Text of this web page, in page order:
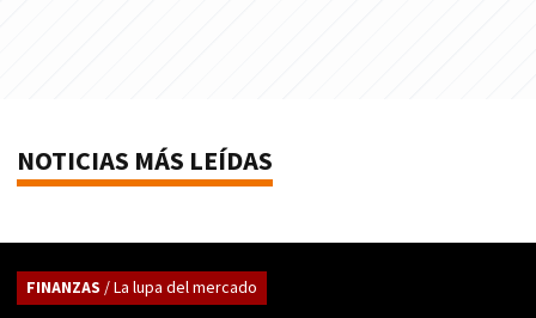
NOTICIAS MÁS LEÍDAS
FINANZAS / La lupa del mercado